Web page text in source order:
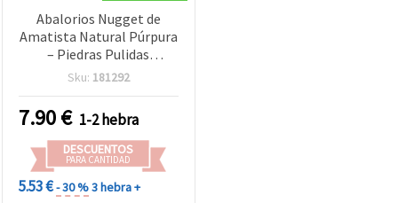
Abalorios Nugget de
Amatista Natural Púrpura
– Piedras Pulidas
Irregulares, 10–14 x 10–24
cm (21–28 piezas),
Tamaños Surtidos, para
Bisutería, Pulseras y
Collares
Sku: 181292
7.90€ 1-2 hebra
DESCUENTOS
PARA CANTIDAD
5.53 €- 30 %3 hebra +